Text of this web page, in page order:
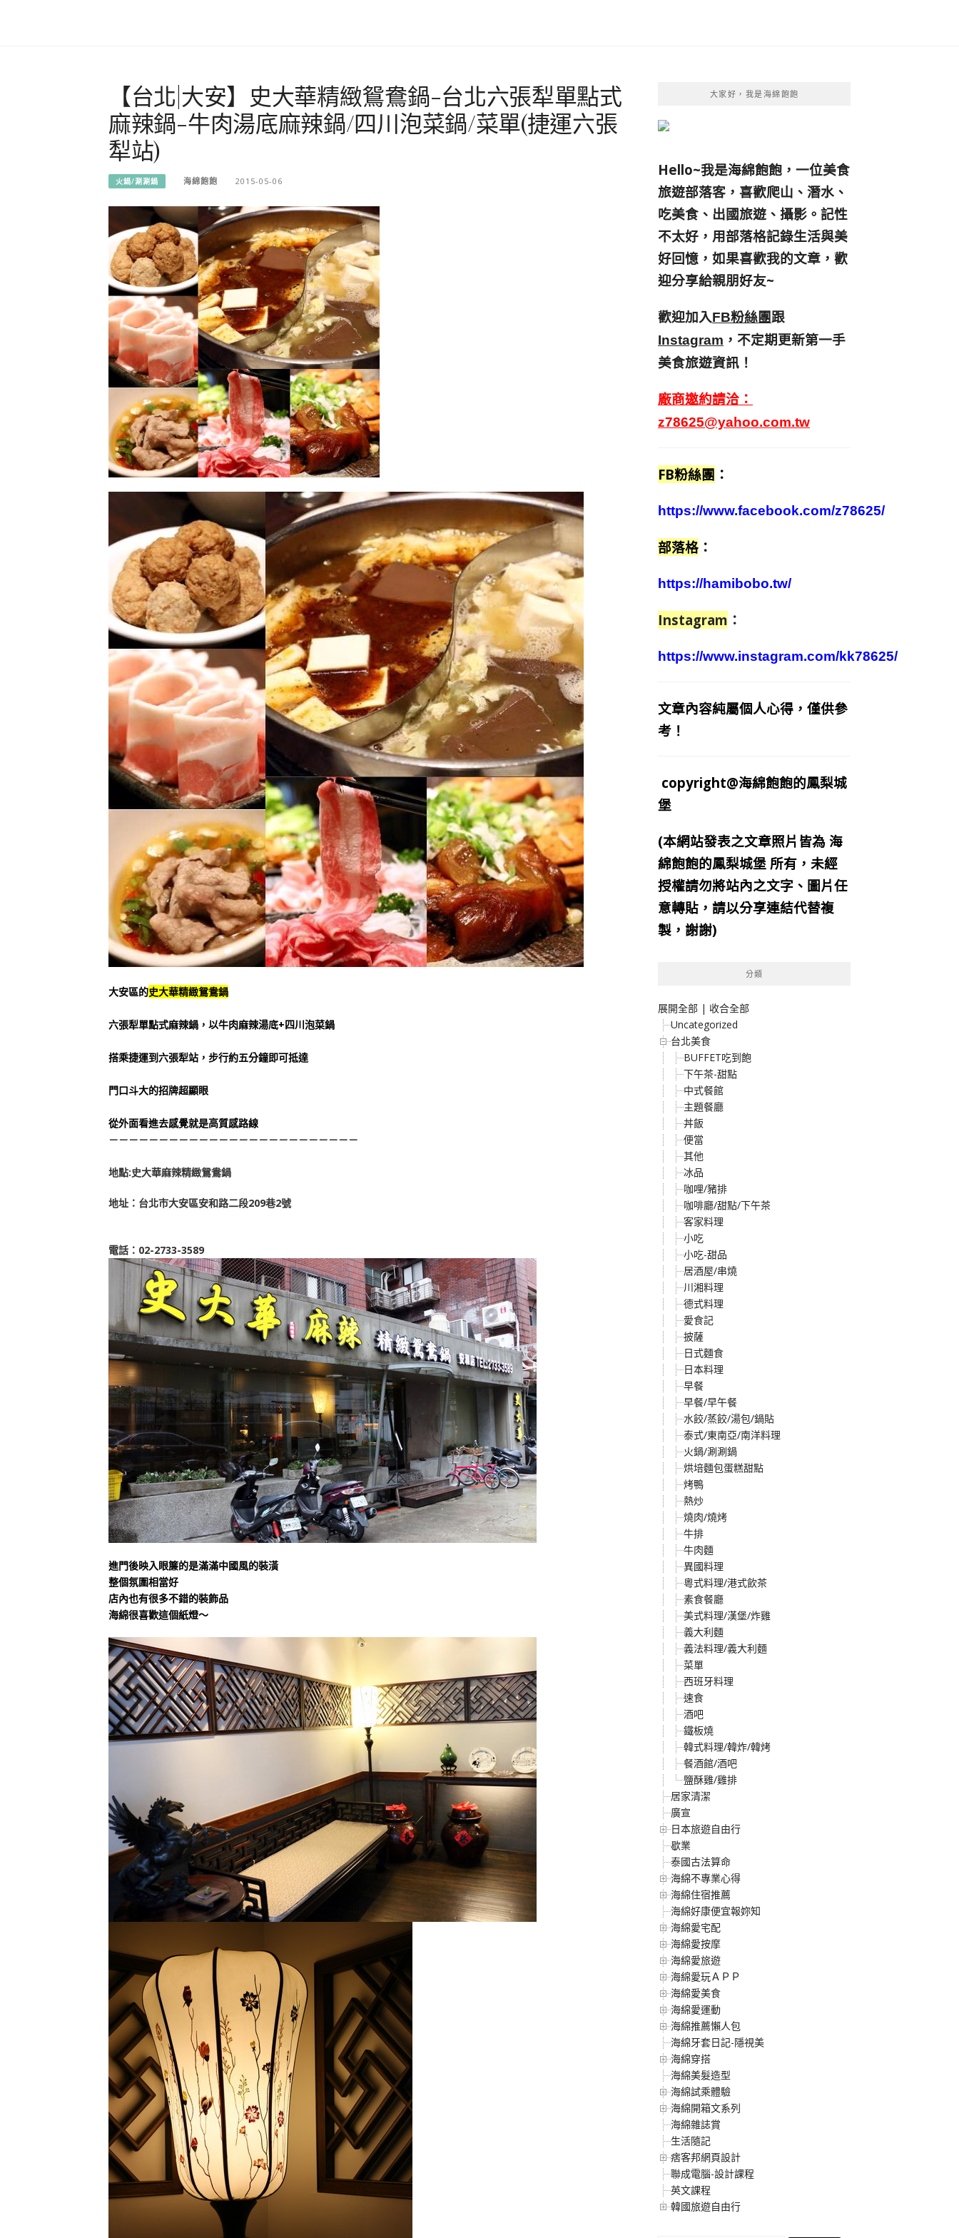
【台北|大安】史大華精緻鴛鴦鍋-台北六張犁單點式
麻辣鍋-牛肉湯底麻辣鍋/四川泡菜鍋/菜單(捷運六張
犁站)
火鍋/涮涮鍋 海綿飽飽 2015-05-06
大安區的史大華精緻鴛鴦鍋
六張犁單點式麻辣鍋，以牛肉麻辣湯底+四川泡菜鍋
搭乘捷運到六張犁站，步行約五分鐘即可抵達
門口斗大的招牌超顯眼
從外面看進去感覺就是高質感路線
－－－－－－－－－－－－－－－－－－－－－－－－－
地點:史大華麻辣精緻鴛鴦鍋
地址：台北市大安區安和路二段209巷2號
電話 ：02-2733-3589
進門後映入眼簾的是滿滿中國風的裝潢
整個氛圍相當好
店內也有很多不錯的裝飾品
海綿很喜歡這個紙燈～
大家好，我是海綿飽飽
Hello~我是海綿飽飽，一位美食
旅遊部落客， 喜歡爬山、潛水、
吃美食、出國旅遊、攝影。 記性
不太好，用部落格記錄生活與美
好回憶， 如果喜歡我的文章，歡
迎分享給親朋好友~
歡迎加入FB粉絲團跟
Instagram ，不定期更新第一手
美食旅遊資訊！
廠商邀約請洽：
z78625@yahoo.com.tw
FB粉絲團 ：
https://www.facebook.com/z78625/
部落格 ：
https://hamibobo.tw/
Instagram ：
https://www.instagram.com/kk78625/
文章內容純屬個人心得，僅供參
考！
copyright@海綿飽飽的鳳梨城
堡
(本網站發表之文章照片皆為 海
綿飽飽的鳳梨城堡 所有，未經
授權請勿將站內之文字、圖片任
意轉貼，請以分享連結代替複
製，謝謝)
分類
展開全部 | 收合全部
Uncategorized
台北美食
BUFFET吃到飽
下午茶-甜點
中式餐館
主題餐廳
丼飯
便當
其他
冰品
咖哩/豬排
咖啡廳/甜點/下午茶
客家料理
小吃
小吃-甜品
居酒屋/串燒
川湘料理
德式料理
愛食記
披薩
日式麵食
日本料理
早餐
早餐/早午餐
水餃/蒸餃/湯包/鍋貼
泰式/東南亞/南洋料理
火鍋/涮涮鍋
烘培麵包蛋糕甜點
烤鴨
熱炒
燒肉/燒烤
牛排
牛肉麵
異國料理
粵式料理/港式飲茶
素食餐廳
美式料理/漢堡/炸雞
義大利麵
義法料理/義大利麵
菜單
西班牙料理
速食
酒吧
鐵板燒
韓式料理/韓炸/韓烤
餐酒館/酒吧
鹽酥雞/雞排
居家清潔
廣宣
日本旅遊自由行
歇業
泰國古法算命
海綿不專業心得
海綿住宿推薦
海綿好康便宜報妳知
海綿愛宅配
海綿愛按摩
海綿愛旅遊
海綿愛玩ＡＰＰ
海綿愛美食
海綿愛運動
海綿推薦懶人包
海綿牙套日記-隱視美
海綿穿搭
海綿美髮造型
海綿試乘體驗
海綿開箱文系列
海綿雜誌賞
生活隨記
痞客邦網頁設計
聯成電腦-設計課程
英文課程
韓國旅遊自由行